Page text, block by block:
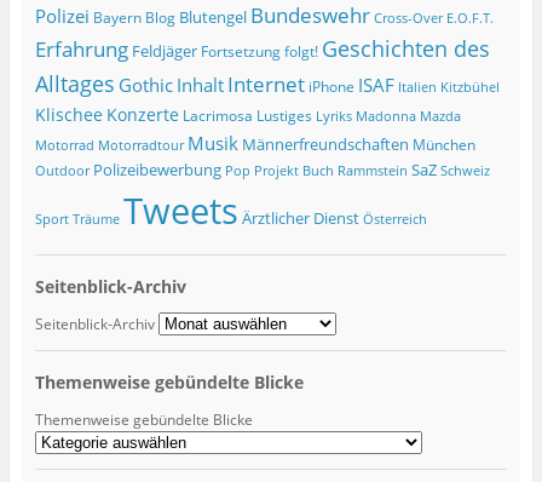
Polizei Bayern Blog Blutengel Bundeswehr Cross-Over E.O.F.T.
Erfahrung Feldjäger Fortsetzung folgt! Geschichten des
Alltages Gothic Inhalt Internet iPhone ISAF Italien Kitzbühel
Klischee Konzerte Lacrimosa Lustiges Lyriks Madonna Mazda
Motorrad Motorradtour Musik Männerfreundschaften München
Outdoor Polizeibewerbung Pop Projekt Buch Rammstein SaZ Schweiz
Sport Träume Tweets Ärztlicher Dienst Österreich
Seitenblick-Archiv
Seitenblick-Archiv
Themenweise gebündelte Blicke
Themenweise gebündelte Blicke